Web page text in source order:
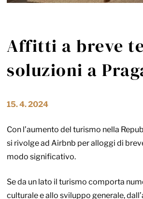
Affitti a breve
soluzioni a
15. 4. 2024
Con l’aumento del turismo nella
si rivolge ad Airbnb per alloggi di
modo significativo.
Se da un lato il turismo comporta
culturale e allo sviluppo generale,